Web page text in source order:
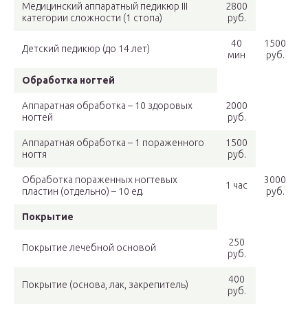
Медицинский аппаратный педикюр III
категории сложности (1 стопа)
2800
руб.
Детский педикюр (до 14 лет)
40
мин
1500
руб.
Обработка ногтей
Аппаратная обработка – 10 здоровых
ногтей
2000
руб.
Аппаратная обработка – 1 пораженного
ногтя
1500
руб.
Обработка пораженных ногтевых
пластин (отдельно) – 10 ед.
1 час
3000
руб.
Покрытие
Покрытие лечебной основой
250
руб.
Покрытие (основа, лак, закрепитель)
400
руб.